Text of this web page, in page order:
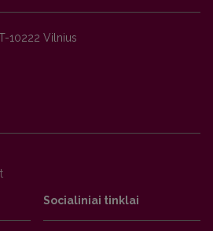
10222 Vilnius
Socialiniai tinklai